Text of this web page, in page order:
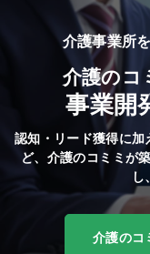
介護事業所
介護のコ
事業開
認知・リード獲得に
ど、 介護のコミミが
し
介護のコ